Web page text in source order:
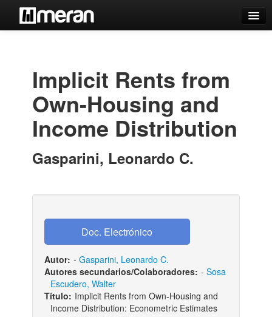
Estantes Virtuales
Contacto
Implicit Rents from
Own-Housing and
Income Distribution
Gasparini, Leonardo C.
Autor: - Gasparini, Leonardo C.
Autores secundarios/Colaboradores: - Sosa
Escudero, Walter
Título: Implicit Rents from Own-Housing and
Income Distribution: Econometric Estimates